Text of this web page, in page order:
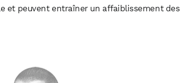
et peuvent entraîner un affaiblissement des